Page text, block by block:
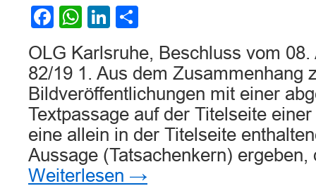
Facebook
WhatsApp
LinkedIn
OLG Karlsruhe, Beschluss vom
82/19 1. Aus dem Zusammenhang
Bildveröffentlichungen mit einer
Textpassage auf der Titelseite
eine allein in der Titelseite
Aussage (Tatsachenkern)
Weiterlesen →